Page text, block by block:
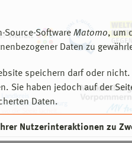
Source-Software Matomo, um
Daten zu
speichern darf oder
Sie haben jedoch auf der
Daten.
Nutzerinteraktionen zu